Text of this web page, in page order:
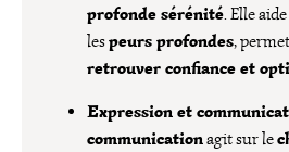
profonde sérénité. Elle
lespeurs profondes,
retrouver confiance et
Expression et
communicationagit sur le